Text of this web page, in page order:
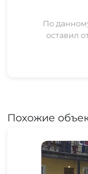
По
оставил
Похожие